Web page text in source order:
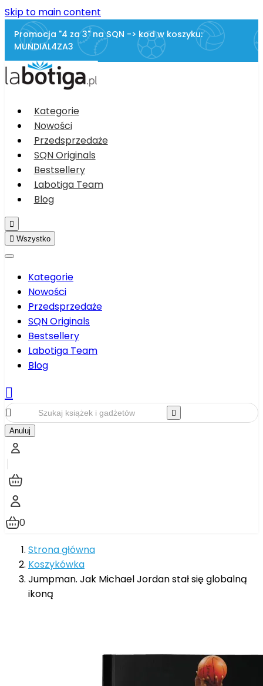
Skip to main content
Promocja "4 za 3" na SQN -> kod w koszyku:
MUNDIAL4ZA3
Kategorie
Nowości
Przedsprzedaże
SQN Originals
Bestsellery
Labotiga Team
Blog

 Wszystko
Kategorie
Nowości
Przedsprzedaże
SQN Originals
Bestsellery
Labotiga Team
Blog



Anuluj
0
Strona główna
Koszykówka
Jumpman. Jak Michael Jordan stał się globalną
ikoną